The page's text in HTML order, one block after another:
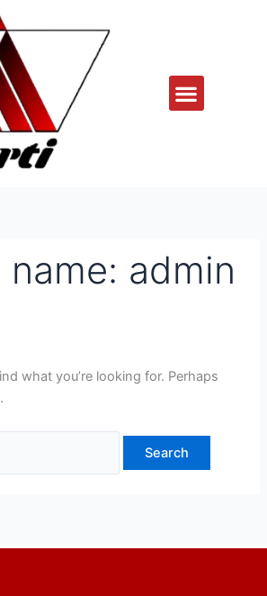
Menu
admin
what you’re looking for. Perhaps